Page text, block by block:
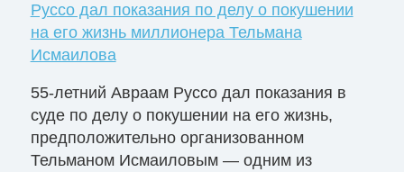
Руссо дал показания по делу о покушении
на его жизнь миллионера Тельмана
Исмаилова
55-летний Авраам Руссо дал показания в
суде по делу о покушении на его жизнь,
предположительно организованном
Тельманом Исмаиловым — одним из